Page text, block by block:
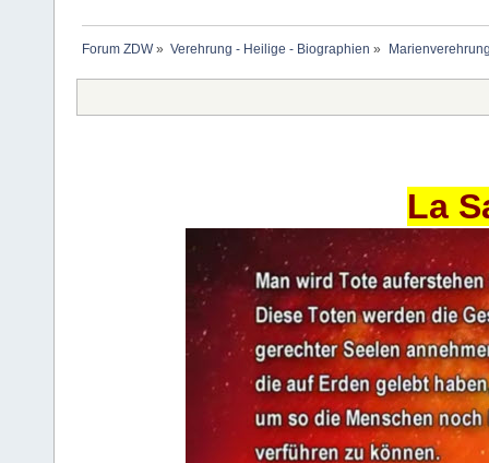
Forum ZDW» Verehrung - Heilige - Biographien »
La